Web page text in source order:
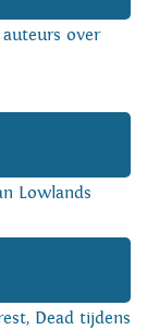
over
Lowlands
Dead tijdens